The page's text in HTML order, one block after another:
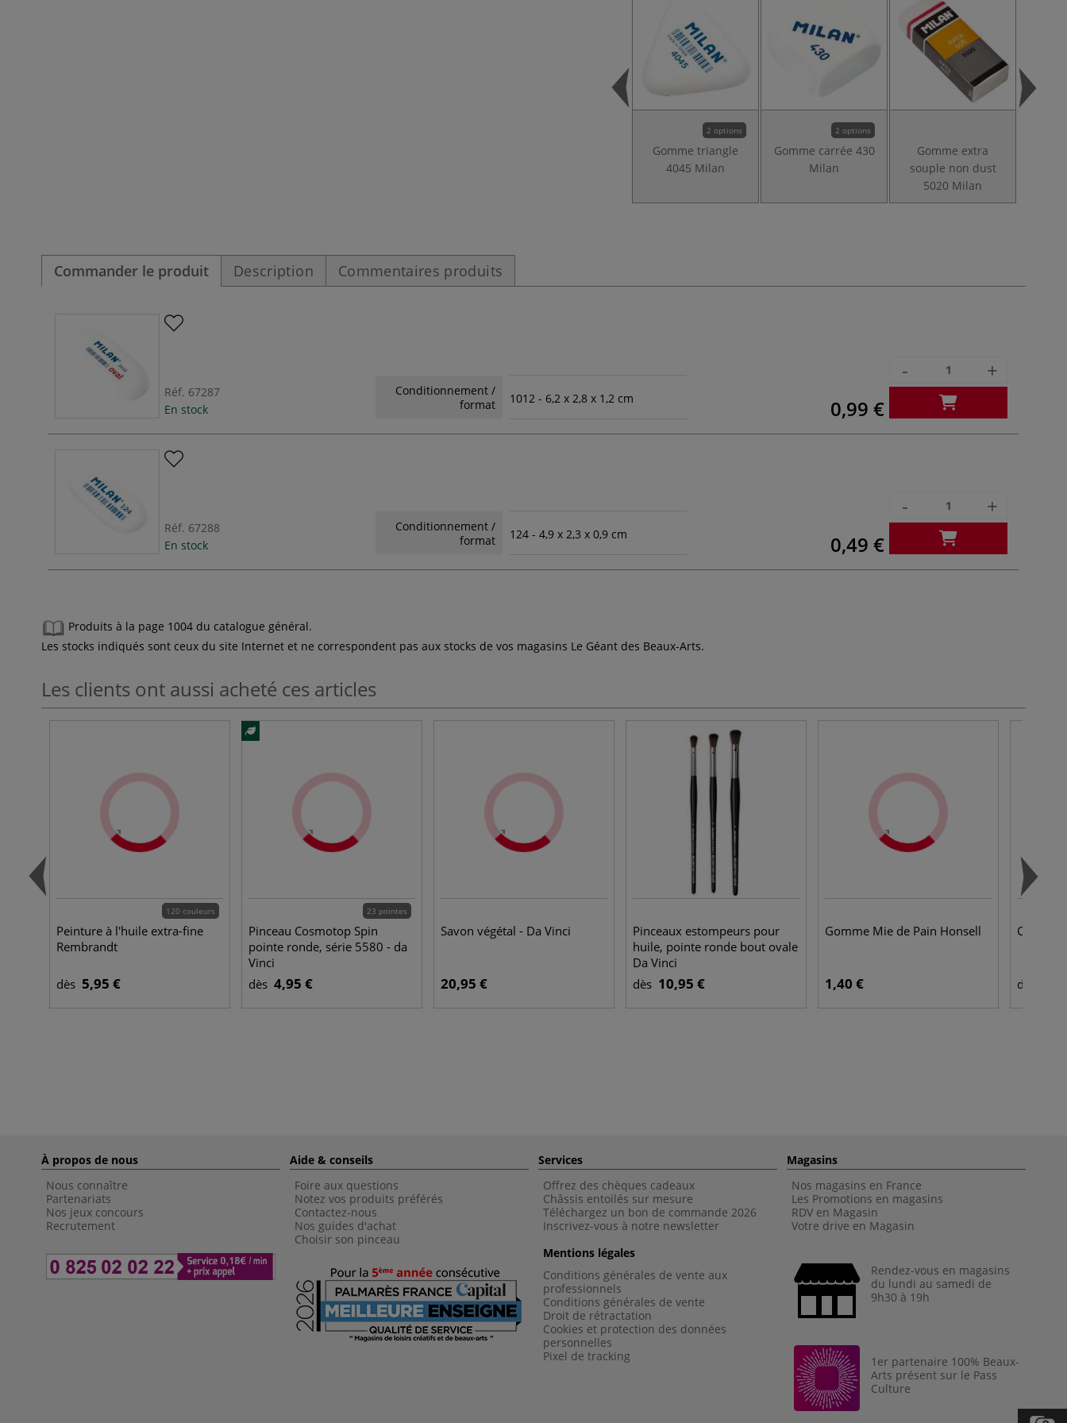
2 options
Gomme triangle
4045 Milan
2 options
Gomme carrée 430
Milan
Gomme extra
souple non dust
5020 Milan
Commander le produit Description Commentaires produits
Réf. 67287
En stock
Conditionnement /
format
1012 - 6,2 x 2,8 x 1,2 cm 0,99 €
- +
Réf. 67288
En stock
Conditionnement /
format
124 - 4,9 x 2,3 x 0,9 cm 0,49 €
- +
Produits à la page 1004 du catalogue général.
Les stocks indiqués sont ceux du site Internet et ne correspondent pas aux stocks de vos magasins Le Géant des Beaux-Arts.
Les clients ont aussi acheté ces articles
120 couleurs
Peinture à l'huile extra-fine
Rembrandt
dès 5,95 €
23 pointes
Pinceau Cosmotop Spin
pointe ronde, série 5580 - da
Vinci
dès 4,95 €
Savon végétal - Da Vinci
20,95 €
Pinceaux estompeurs pour
huile, pointe ronde bout ovale
Da Vinci
dès 10,95 €
Gomme Mie de Pain Honsell
1,40 €
Châssis
dès
À propos de nous
Nous connaître
Partenariats
Nos jeux concours
Recrutement
Aide & conseils
Foire aux questions
Notez vos produits préférés
Contactez-nous
Nos guides d'achat
Choisir son pinceau
Services
Offrez des chèques cadeaux
Châssis entoilés sur mesure
Téléchargez un bon de commande 2026
Inscrivez-vous à notre newsletter
Mentions légales
Conditions générales de vente aux
professionnels
Conditions générales de vente
Droit de rétractation
Cookies et protection des données
personnelles
Pixel de tracking
Magasins
Nos magasins en France
Les Promotions en magasins
RDV en Magasin
Votre drive en Magasin
Rendez-vous en magasins
du lundi au samedi de
9h30 à 19h
1er partenaire 100% Beaux-
Arts présent sur le Pass
Culture